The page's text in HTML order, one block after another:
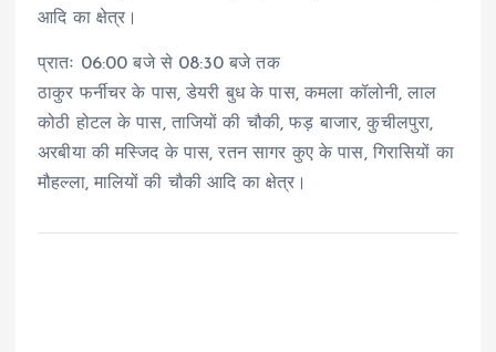
आदि का क्षेत्र।
प्रातः 06:00 बजे से 08:30 बजे तक
ठाकुर फर्नीचर के पास, डेयरी बुध के पास, कमला कॉलोनी, लाल
कोठी होटल के पास, ताजियों की चौकी, फड़ बाजार, कुचीलपुरा,
अरबीया की मस्जिद के पास, रतन सागर कुए के पास, गिरासियों का
मौहल्ला, मालियों की चौकी आदि का क्षेत्र।